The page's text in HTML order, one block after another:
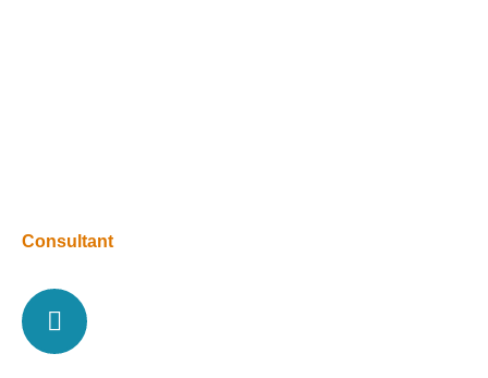
Consultant
Linkedin